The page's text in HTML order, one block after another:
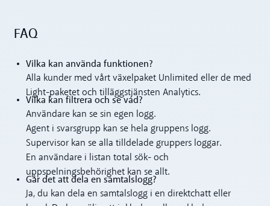
FAQ
Vilka kan använda funktionen?
Alla kunder med vårt växelpaket Unlimited eller de med
Light-paketet och tilläggstjänsten Analytics.
Vilka kan filtrera och se vad?
Användare kan se sin egen logg.
Agent i svarsgrupp kan se hela gruppens logg.
Supervisor kan se alla tilldelade gruppers loggar.
En användare i listan total sök- och
uppspelningsbehörighet kan se allt.
Går det att dela en samtalslogg?
Ja, du kan dela en samtalslogg i en direktchatt eller